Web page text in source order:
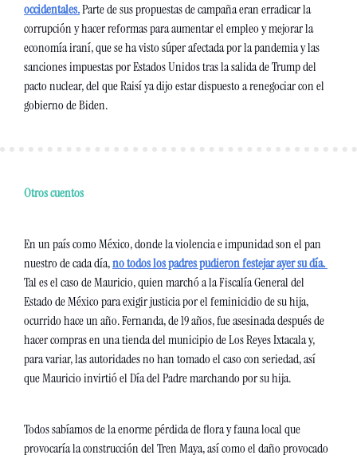
occidentales. Parte de sus propuestas de campaña eran erradicar la
corrupción y hacer reformas para aumentar el empleo y mejorar la
economía iraní, que se ha visto súper afectada por la pandemia y las
sanciones impuestas por Estados Unidos tras la salida de Trump del
pacto nuclear, del que Raisí ya dijo estar dispuesto a renegociar con el
gobierno de Biden.
Otros cuentos
En un país como México, donde la violencia e impunidad son el pan
nuestro de cada día,
Tal es el caso de Mauricio, quien marchó a la Fiscalía General del
Estado de México para exigir justicia por el feminicidio de su hija,
ocurrido hace un año. Fernanda, de 19 años, fue asesinada después de
hacer compras en una tienda del municipio de Los Reyes Ixtacala y,
para variar, las autoridades no han tomado el caso con seriedad, así
que Mauricio invirtió el Día del Padre marchando por su hija.
Todos sabíamos de la enorme pérdida de flora y fauna local que
provocaría la construcción del Tren Maya, así como el daño provocado